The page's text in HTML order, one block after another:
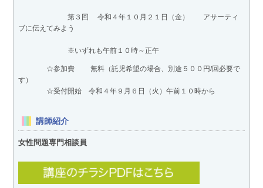
第３回 令和４年１０月２１日（金） アサーティ
ブに伝えてみよう
※いずれも午前１０時～正午
☆参加費 無料（託児希望の場合、別途５００円/回必要で
す）
☆受付開始 令和４年９月６日（火）午前１０時から
講師紹介
女性問題専門相談員